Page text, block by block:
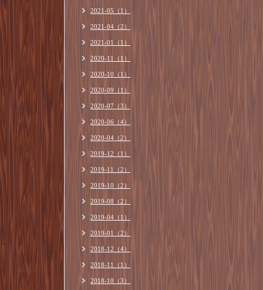
2021-05（1）
2021-04（2）
2021-01（1）
2020-11（1）
2020-10（1）
2020-09（1）
2020-07（3）
2020-06（4）
2020-04（2）
2019-12（1）
2019-11（2）
2019-10（2）
2019-08（2）
2019-04（1）
2019-01（2）
2018-12（4）
2018-11（1）
2018-10（3）